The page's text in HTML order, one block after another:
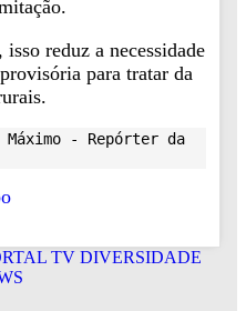
reduz a necessidade
para tratar da
Máximo - Repórter da